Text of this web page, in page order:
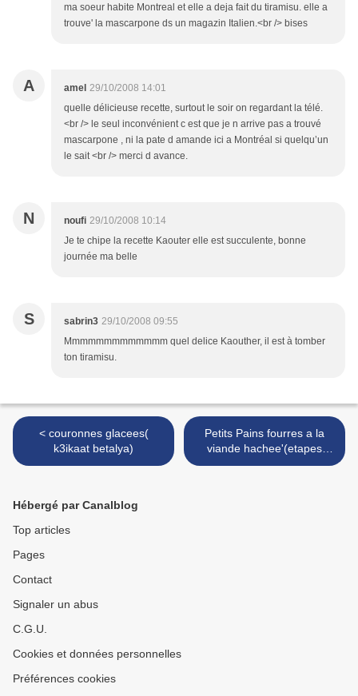
ma soeur habite Montreal et elle a deja fait du tiramisu. elle a
trouve' la mascarpone ds un magazin Italien.<br /> bises
A amel 29/10/2008 14:01
quelle délicieuse recette, surtout le soir on regardant la télé.
<br /> le seul inconvénient c est que je n arrive pas a trouvé
mascarpone , ni la pate d amande ici a Montréal si quelqu’un
le sait <br /> merci d avance.
N noufi 29/10/2008 10:14
Je te chipe la recette Kaouter elle est succulente, bonne
journée ma belle
S sabrin3 29/10/2008 09:55
Mmmmmmmmmmmmm quel delice Kaouther, il est à tomber
ton tiramisu.
< couronnes glacees(
k3ikaat betalya)
Petits Pains fourres a la
viande hachee'(etapes
illustrees) >
Hébergé par Canalblog
Top articles
Pages
Contact
Signaler un abus
C.G.U.
Cookies et données personnelles
Préférences cookies